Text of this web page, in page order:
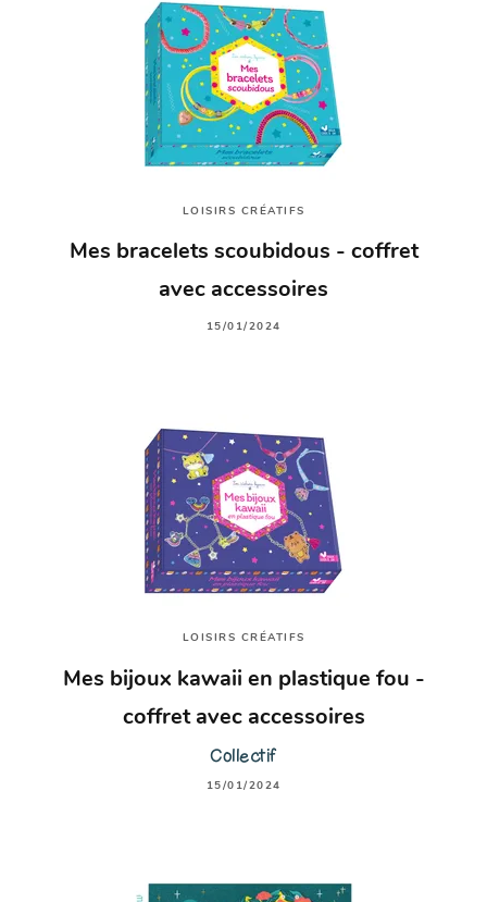
LOISIRS CRÉATIFS
Mes bracelets scoubidous - coffret
avec accessoires
15/01/2024
LOISIRS CRÉATIFS
Mes bijoux kawaii en plastique fou -
coffret avec accessoires
Collectif
15/01/2024